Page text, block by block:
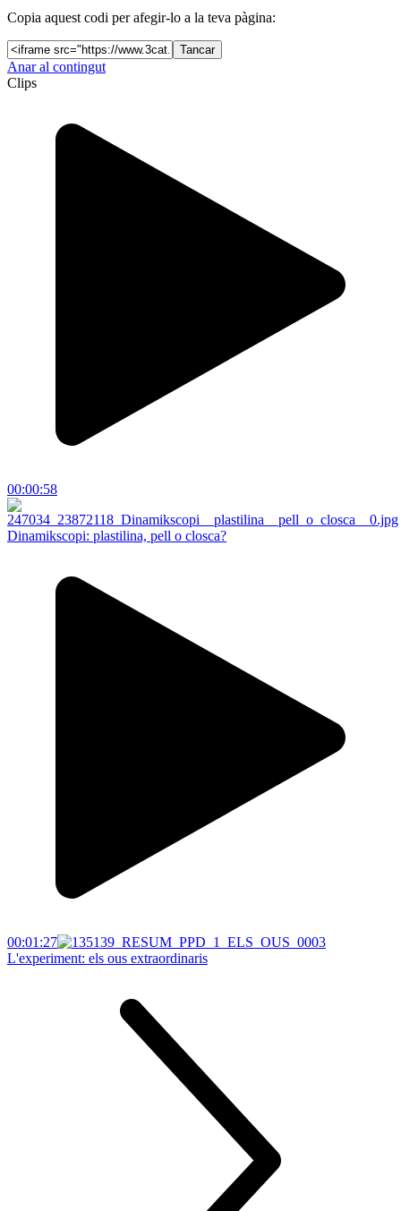
Copia aquest codi per afegir-lo a la teva pàgina:
Tancar
Anar al contingut
Clips
00:00:58
Dinamikscopi: plastilina, pell o closca?
00:01:27
L'experiment: els ous extraordinaris